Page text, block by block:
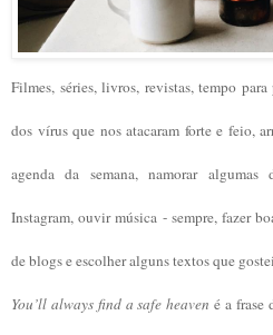
Filmes, séries, livros, revistas, tempo
dos vírus que nos atacaram forte e feio,
agenda da semana, namorar
Instagram, ouvir música - sempre, fazer
de blogs e escolher alguns textos que
You’ll always find a safe heaven é a frase